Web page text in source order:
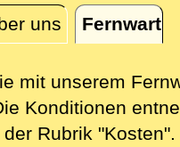
uns
mit unserem
Konditionen
Rubrik "Kosten".